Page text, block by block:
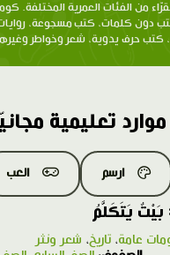
من الفئات العمرية المختلفة.
دون كلمات، كتب مسجوعة،
كتب حرف يدوية، شعر وخواطر
موارد تعليمية
ارسم العب
يَتَكَلَّمُ
عامة، تاريخ، شعر ونثر